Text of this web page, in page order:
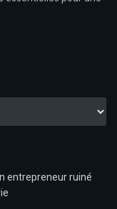
entrepreneur ruiné